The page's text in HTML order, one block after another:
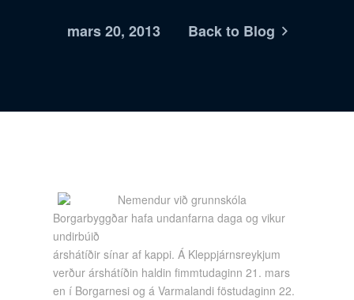
mars 20, 2013 Back to Blog
Nemendur við grunnskóla
Borgarbyggðar hafa undanfarna daga og vikur
undirbúið
árshátíðir sínar af kappi. Á Kleppjárnsreykjum
verður árshátíðin haldin fimmtudaginn 21. mars
en í Borgarnesi og á Varmalandi föstudaginn 22.